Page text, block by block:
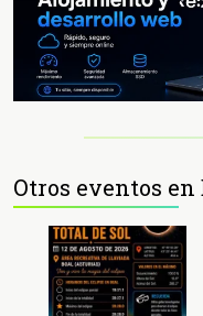
Otros eventos en